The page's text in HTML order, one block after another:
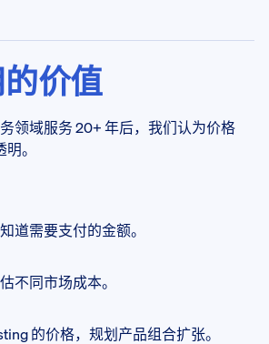
价值
领域服务 20+ 年后，我们认为价格
。
道需要支付的金额。
不同市场成本。
的价格，规划产品组合扩张。